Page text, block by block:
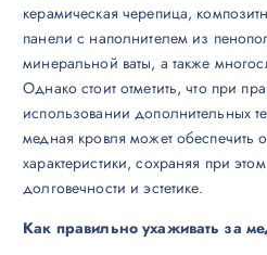
керамическая черепица,
панели с наполнителем из
минеральной ваты, а также
Однако стоит отметить, что при
использовании дополнительных
медная кровля может обеспечить
характеристики, сохраняя при
долговечности и эстетике.
Как правильно ухаживать за